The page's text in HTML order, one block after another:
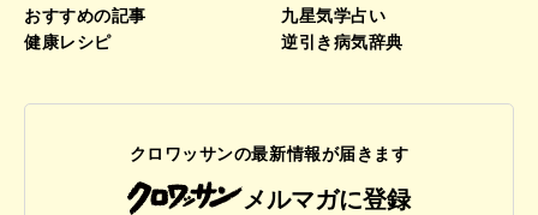
おすすめの記事
九星気学占い
健康レシピ
逆引き病気辞典
クロワッサンの最新情報が届きます
メルマガに登録